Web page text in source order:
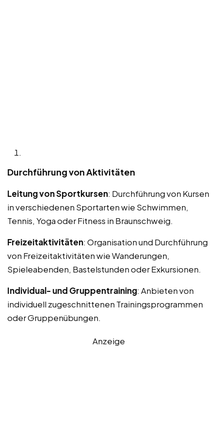
Durchführung von Aktivitäten
Leitung von Sportkursen: Durchführung von Kursen
in verschiedenen Sportarten wie Schwimmen,
Tennis, Yoga oder Fitness in Braunschweig.
Freizeitaktivitäten: Organisation und Durchführung
von Freizeitaktivitäten wie Wanderungen,
Spieleabenden, Bastelstunden oder Exkursionen.
Individual- und Gruppentraining: Anbieten von
individuell zugeschnittenen Trainingsprogrammen
oder Gruppenübungen.
Anzeige